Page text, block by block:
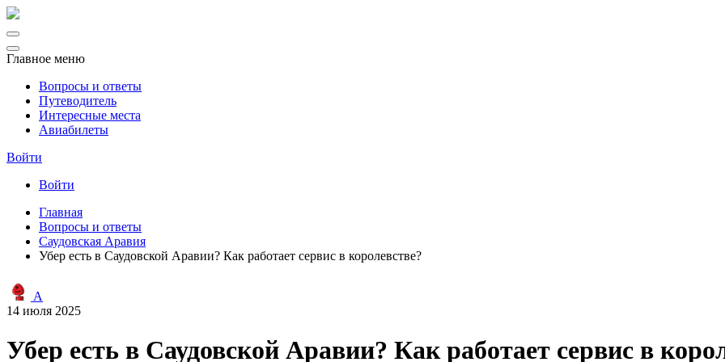
Главное меню
Вопросы и ответы
Путеводитель
Интересные места
Авиабилеты
Войти
Войти
Главная
Вопросы и ответы
Саудовская Аравия
Убер есть в Саудовской Аравии? Как работает сервис в королевстве?
A
14 июля 2025
Убер есть в Саудовской Аравии? Как работает сервис в